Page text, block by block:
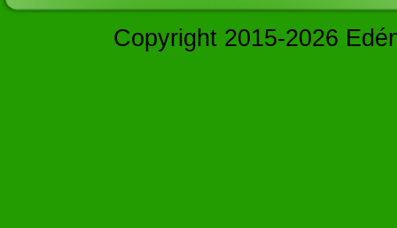
Copyright 2015-2026